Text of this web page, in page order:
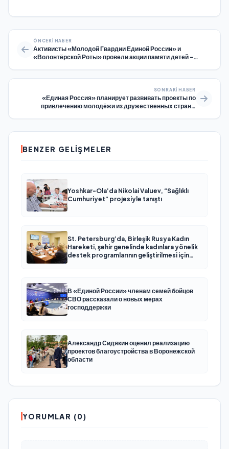
ÖNCEKI HABER
Активисты «Молодой Гвардии Единой России» и
«Волонтёрской Роты» провели акции памяти детей –
SONRAKI HABER
«Единая Россия» планирует развивать проекты по
привлечению молодёжи из дружественных стран в
BENZER GELIŞMELER
Yoshkar-Ola’da Nikolai Valuev, “Sağlıklı
Cumhuriyet” projesiyle tanıştı
St. Petersburg’da, Birleşik Rusya Kadın
Hareketi, şehir genelinde kadınlara yönelik
destek programlarının geliştirilmesi için
В «Единой России» членам семей бойцов
СВО рассказали о новых мерах
господдержки
Александр Сидякин оценил реализацию
проектов благоустройства в Воронежской
области
YORUMLAR (0)